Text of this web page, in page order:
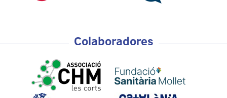
Colaboradores